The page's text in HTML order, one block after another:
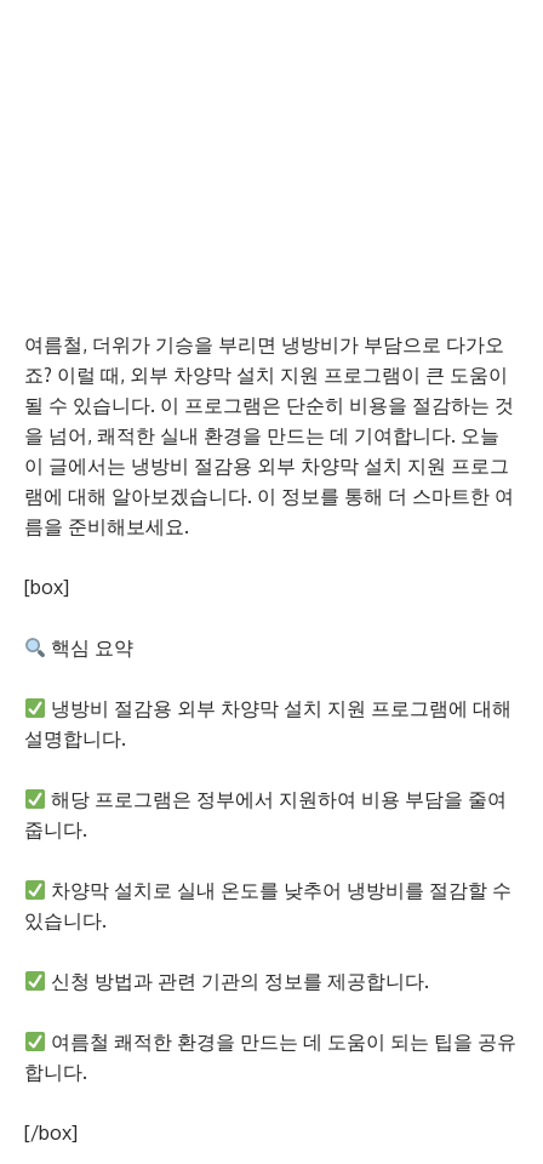
여름철, 더위가 기승을 부리면 냉방비가 부담으로 다가오
죠? 이럴 때, 외부 차양막 설치 지원 프로그램이 큰 도움이
될 수 있습니다. 이 프로그램은 단순히 비용을 절감하는 것
을 넘어, 쾌적한 실내 환경을 만드는 데 기여합니다. 오늘
이 글에서는 냉방비 절감용 외부 차양막 설치 지원 프로그
램에 대해 알아보겠습니다. 이 정보를 통해 더 스마트한 여
름을 준비해보세요.
[box]
핵심 요약
냉방비 절감용 외부 차양막 설치 지원 프로그램에 대해
설명합니다.
해당 프로그램은 정부에서 지원하여 비용 부담을 줄여
줍니다.
차양막 설치로 실내 온도를 낮추어 냉방비를 절감할 수
있습니다.
신청 방법과 관련 기관의 정보를 제공합니다.
여름철 쾌적한 환경을 만드는 데 도움이 되는 팁을 공유
합니다.
[/box]